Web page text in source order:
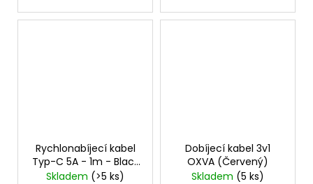
Rychlonabíjecí kabel
Typ-C 5A - 1m - Black
opletený
Skladem (>5 ks)
Dobíjecí kabel 3v1
OXVA (Červený)
Skladem (5 ks)